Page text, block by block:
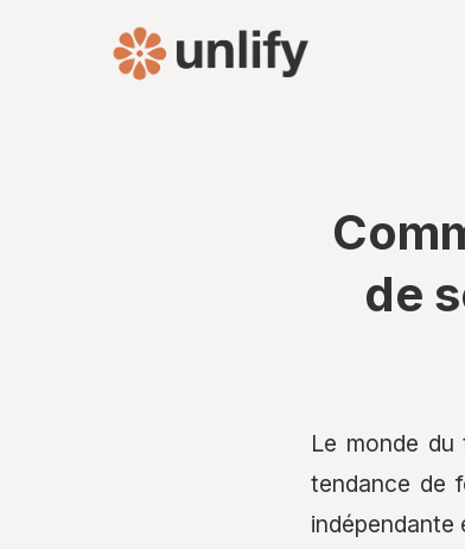
de
Le monde
tendance de
indépendante